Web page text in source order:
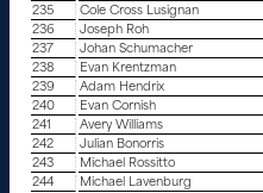
235
Cole Cross Lusignan
236
Joseph Roh
237
Johan Schumacher
238
Evan Krentzman
239
Adam Hendrix
240
Evan Cornish
241
Avery Williams
242
Julian Bonorris
243
Michael Rossitto
244
Michael Lavenburg